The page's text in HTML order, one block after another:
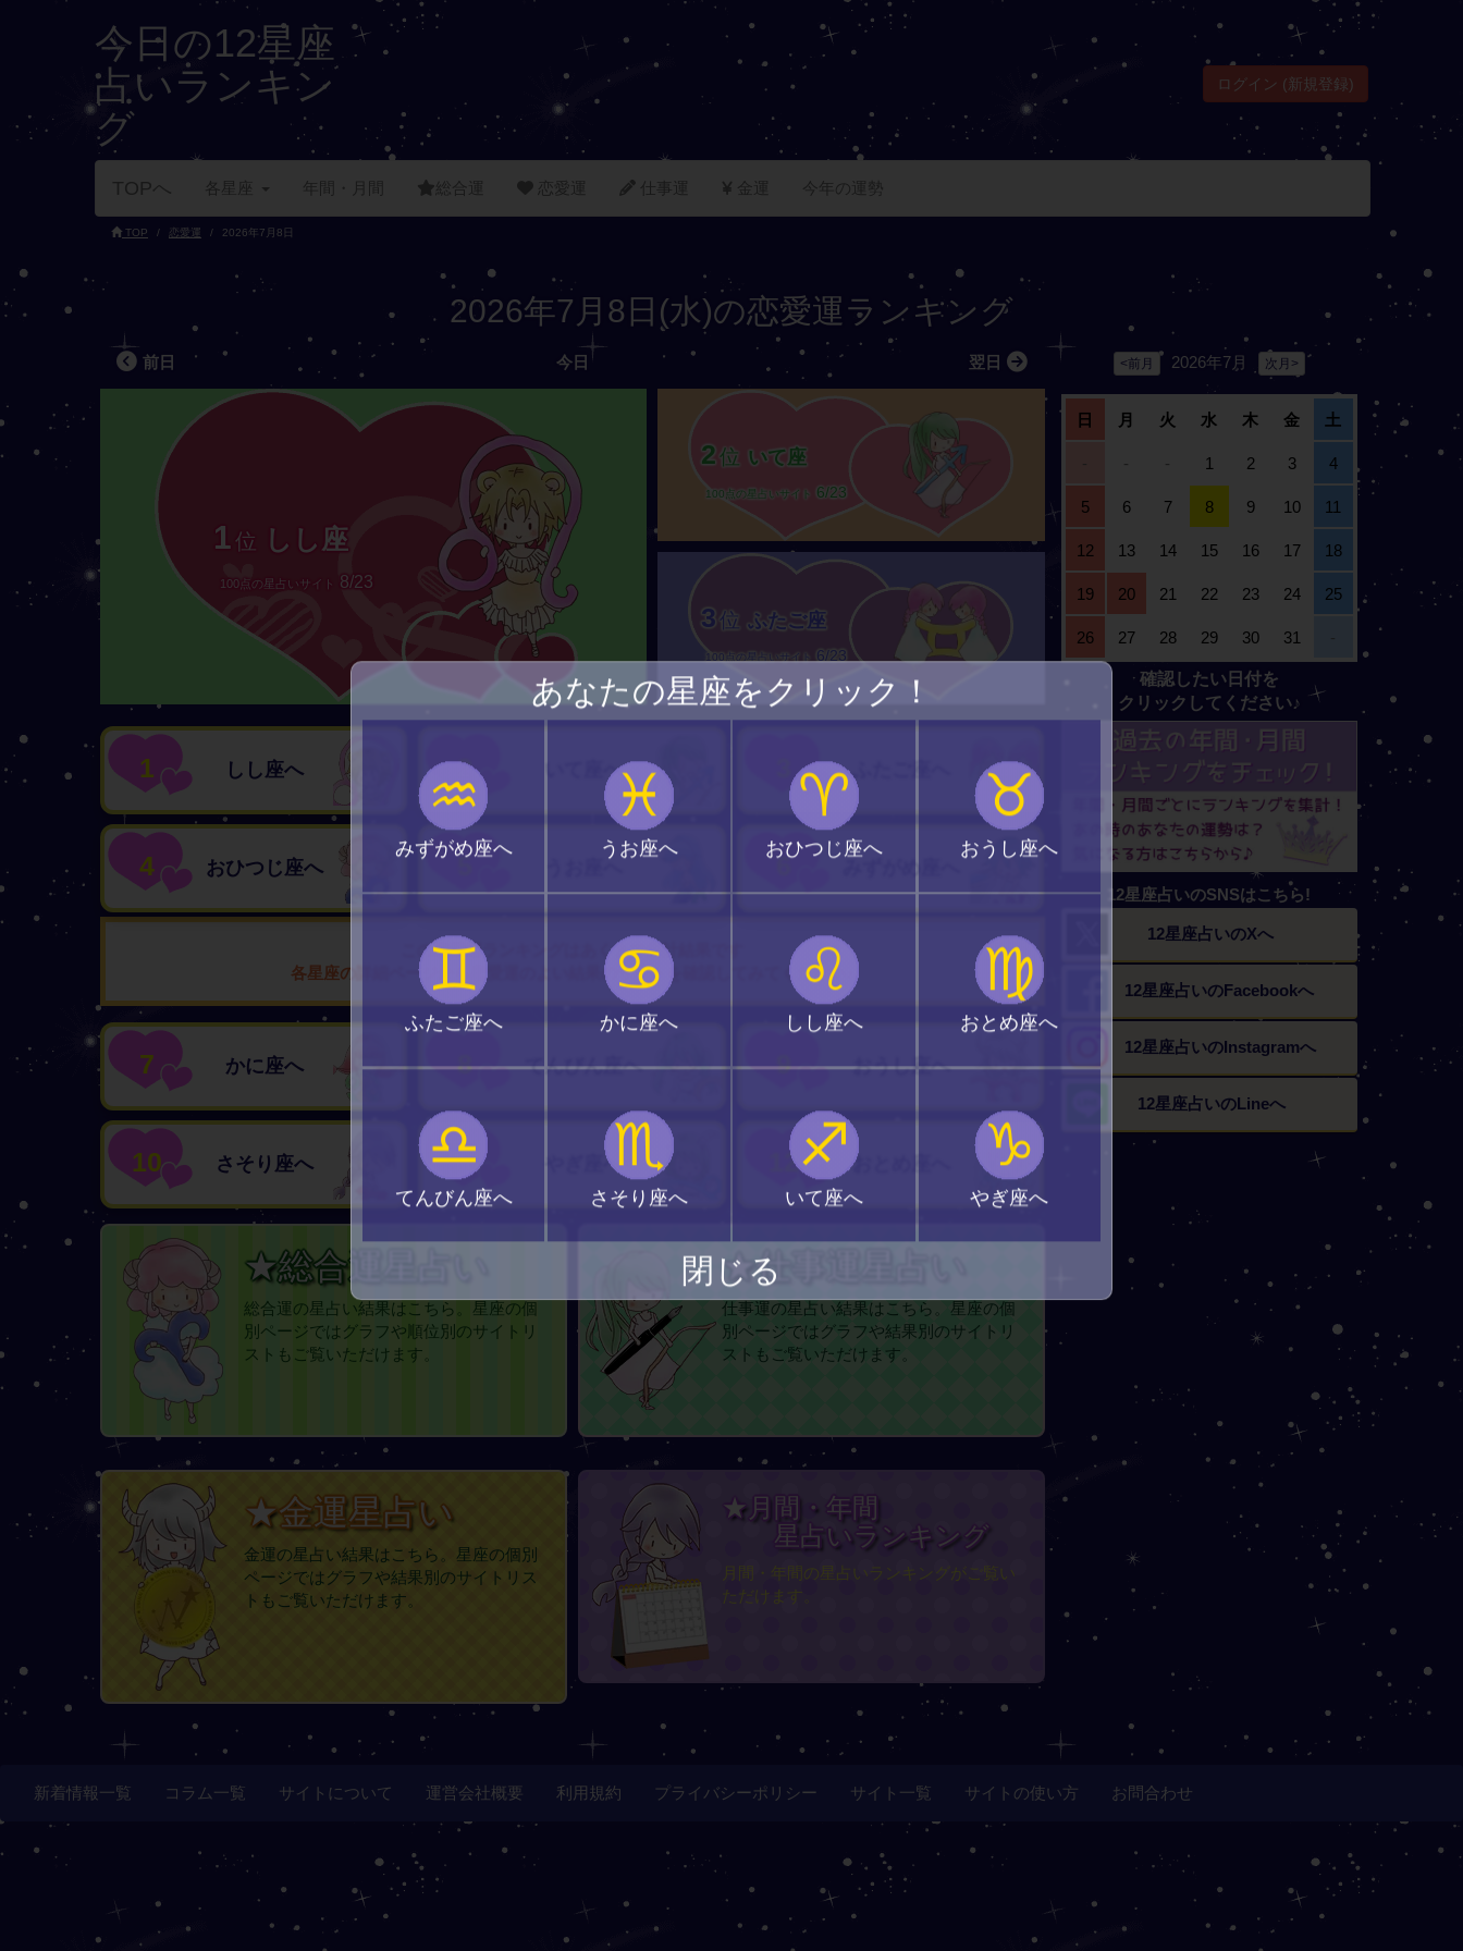
あなたの星座をクリック！
♒
みずがめ座へ
♓
うお座へ
♈
おひつじ座へ
♉
おうし座へ
♊
ふたご座へ
♋
かに座へ
♌
しし座へ
♍
おとめ座へ
♎
てんびん座へ
♏
さそり座へ
♐
いて座へ
♑
やぎ座へ
閉じる
今日の12星座
占いランキン
グ
ログイン (新規登録)
TOPへ 各星座 年間・月間 総合運 恋愛運 仕事運 金運 今年の運勢
TOP 恋愛運 2026年7月8日
2026年7月8日(水)の恋愛運ランキング
前日 今日 翌日
1位 しし座
100点の星占いサイト 8/23
2位 いて座
100点の星占いサイト 6/23
3位 ふたご座
100点の星占いサイト 6/23
<前月 2026年7月 次月>
日 月 火 水 木 金 土
- - - 1 2 3 4
5 6 7 8 9 10 11
12 13 14 15 16 17 18
19 20 21 22 23 24 25
26 27 28 29 30 31 -
確認したい日付を
クリックしてください♪
1 しし座へ 2 いて座へ ふたご座へ
4 おひつじ座へ 5 6
この恋愛運ランキングはあくまで集計結果です
各星座の詳細ページから恋愛運のよい結果のサイトを確認してみてください♪
7 かに座へ 8 てんびん座へ 9 おうし座へ
10 さそり座へ 10 やぎ座へ 12 おとめ座へ
★総合運星占い
総合運の星占い結果はこちら。星座の個
別ページではグラフや順位別のサイトリ
ストもご覧いただけます。
★仕事運星占い
仕事運の星占い結果はこちら。星座の個
別ページではグラフや結果別のサイトリ
ストもご覧いただけます。
★金運星占い
金運の星占い結果はこちら。星座の個別
ページではグラフや結果別のサイトリス
トもご覧いただけます。
★月間・年間
星占いランキング
月間・年間の星占いランキングがご覧い
ただけます。
12星座占いのSNSはこちら!
12星座占いのXへ
12星座占いのFacebookへ
12星座占いのInstagramへ
12星座占いのLineへ
新着情報一覧 コラム一覧 サイトについて 運営会社概要 利用規約 プライバシーポリシー サイト一覧 サイトの使い方 お問合わせ